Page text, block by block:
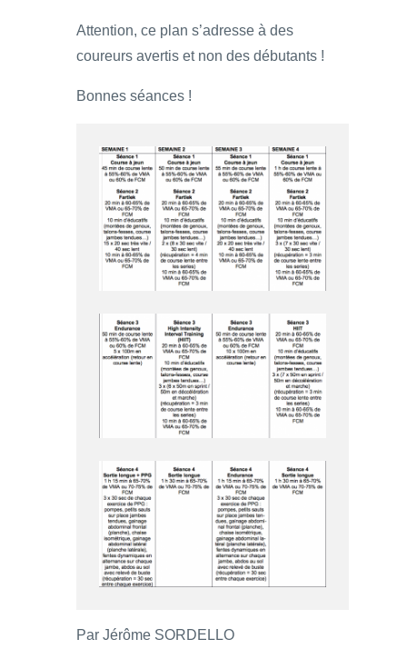
Attention, ce plan s’adresse à des
coureurs avertis et non des débutants !
Bonnes séances !
Par Jérôme SORDELLO